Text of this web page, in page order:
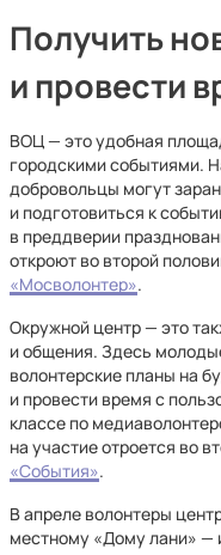
Получить
и провести
ВОЦ — это удобная
городскими событиями.
добровольцы могут
и подготовиться к
в преддверии
откроют во второй
«Мосволонтер».
Окружной центр — это
и общения. Здесь
волонтерские планы на
и провести время с
классе по
на участие отроется во
«События».
В апреле волонтеры
местному «Дому лани» —